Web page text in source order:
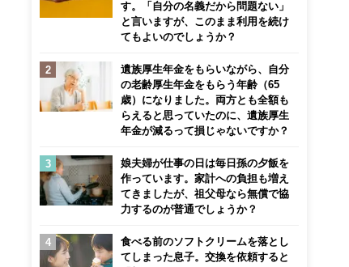
す。「自分の名義だから問題ない」
と言いますが、このまま利用を続け
てもよいのでしょうか？
遺族厚生年金をもらいながら、自分
の老齢厚生年金をもらう年齢（65
歳）になりました。両方とも全額も
らえると思っていたのに、遺族厚生
年金が減るって損じゃないですか？
娘夫婦が仕事の日は毎日孫の夕飯を
作っています。家計への負担も増え
てきましたが、祖父母なら無償で協
力するのが普通でしょうか？
食べる前のソフトクリームを落とし
てしまった息子。交換を依頼すると